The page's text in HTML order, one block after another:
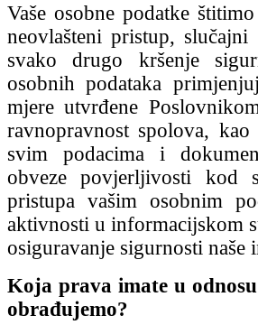
Vaše osobne podatke
neovlašteni pristup, slučajni
svako drugo kršenje
osobnih podataka
mjere utvrđene
ravnopravnost spolova,
svim podacima i
obveze povjerljivosti kod
pristupa vašim osobnim
aktivnosti u informacijskom
osiguravanje sigurnosti naše
Koja prava imate u
obrađujemo?